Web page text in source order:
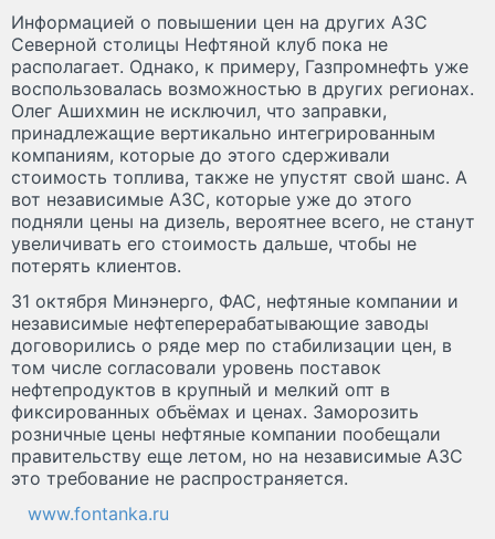
Информацией о повышении цен на других АЗС
Северной столицы Нефтяной клуб пока не
располагает. Однако, к примеру, Газпромнефть уже
воспользовалась возможностью в других регионах.
Олег Ашихмин не исключил, что заправки,
принадлежащие вертикально интегрированным
компаниям, которые до этого сдерживали
стоимость топлива, также не упустят свой шанс. А
вот независимые АЗС, которые уже до этого
подняли цены на дизель, вероятнее всего, не станут
увеличивать его стоимость дальше, чтобы не
потерять клиентов.
31 октября Минэнерго, ФАС, нефтяные компании и
независимые нефтеперерабатывающие заводы
договорились о ряде мер по стабилизации цен, в
том числе согласовали уровень поставок
нефтепродуктов в крупный и мелкий опт в
фиксированных объёмах и ценах. Заморозить
розничные цены нефтяные компании пообещали
правительству еще летом, но на независимые АЗС
это требование не распространяется.
www.fontanka.ru